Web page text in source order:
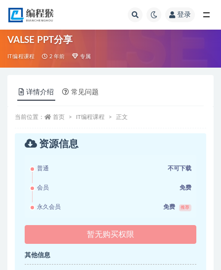
登录
VALSE PPT分享
IT编程课程 2 年前 专属
详情介绍 常见问题
当前位置： 首页 IT编程课程 正文
资源信息
普通 不可下载
会员 免费
永久会员 免费 推荐
暂无购买权限
其他信息